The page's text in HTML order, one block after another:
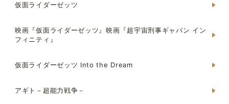
仮面ライダーゼッツ
映画『仮面ライダーゼッツ』映画『超宇宙刑事ギャバン イン
フィニティ』
仮面ライダーゼッツ Into the Dream
アギト－超能力戦争－